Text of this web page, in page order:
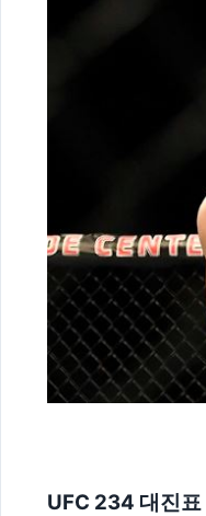
UFC 234 대진표